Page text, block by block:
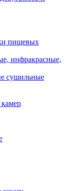
пищевых
инфракрасные,
сушильные